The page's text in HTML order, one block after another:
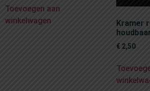
Toevoegen aan
winkelwagen
Kramer
€ 2,50